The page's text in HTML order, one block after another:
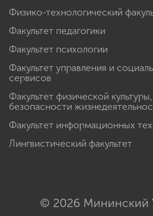
Физико-технологический
Факультет педагогики
Факультет психологии
Факультет управления и
сервисов
Факультет физической
безопасности
Факультет информационных
Лингвистический факультет
© 2026 Мининский